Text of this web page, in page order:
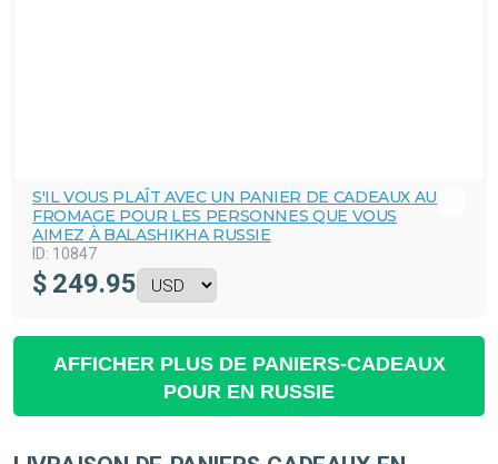
S'IL VOUS PLAÎT AVEC UN PANIER DE CADEAUX AU
FROMAGE POUR LES PERSONNES QUE VOUS
AIMEZ À BALASHIKHA RUSSIE
ID: 10847
$ 249.95
AFFICHER PLUS DE PANIERS-CADEAUX
POUR EN RUSSIE